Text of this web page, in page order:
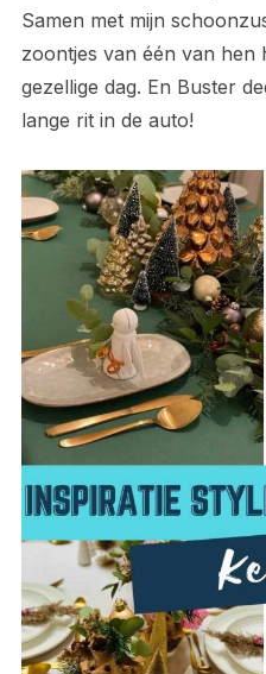
Samen met mijn
zoontjes van één van hen
gezellige dag. En Buster
lange rit in de auto!